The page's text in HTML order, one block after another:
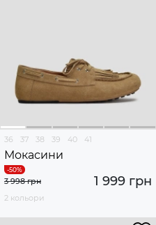
36 37 38 39 40 41
Мокасини
1 999 грн
3 998 грн
2 кольори